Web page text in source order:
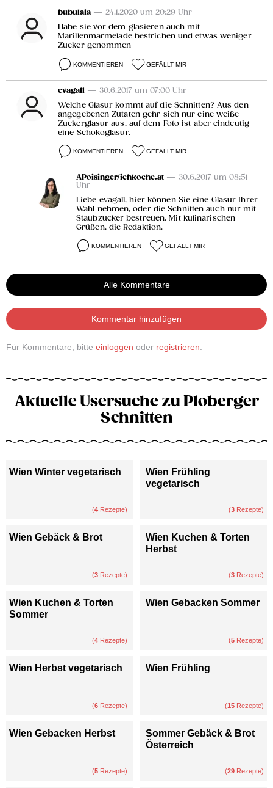
bubulala — 24.1.2020 um 20:29 Uhr
Habe sie vor dem glasieren auch mit
Marillenmarmelade bestrichen und etwas weniger
Zucker genommen
KOMMENTIEREN GEFÄLLT MIR
evagall — 30.6.2017 um 07:00 Uhr
Welche Glasur kommt auf die Schnitten? Aus den
angegebenen Zutaten gehr sich nur eine weiße
Zuckerglasur aus, auf dem Foto ist aber eindeutig
eine Schokoglasur.
KOMMENTIEREN GEFÄLLT MIR
APoisinger/ichkoche.at — 30.6.2017 um 08:51
Uhr
Liebe evagall, hier können Sie eine Glasur Ihrer
Wahl nehmen, oder die Schnitten auch nur mit
Staubzucker bestreuen. Mit kulinarischen
Grüßen, die Redaktion.
KOMMENTIEREN GEFÄLLT MIR
Alle Kommentare
Kommentar hinzufügen
Für Kommentare, bitte einloggen oder registrieren
Aktuelle Usersuche zu Ploberger
Schnitten
Wien Winter vegetarisch
(4 Rezepte)
Wien Frühling
vegetarisch
(3 Rezepte)
Wien Gebäck & Brot
(3 Rezepte)
Wien Kuchen & Torten
Herbst
(3 Rezepte)
Wien Kuchen & Torten
Sommer
(4 Rezepte)
Wien Gebacken Sommer
(5 Rezepte)
Wien Herbst vegetarisch
(6 Rezepte)
Wien Frühling
(15 Rezepte)
Wien Gebacken Herbst
(5 Rezepte)
Sommer Gebäck & Brot
Österreich
(29 Rezepte)